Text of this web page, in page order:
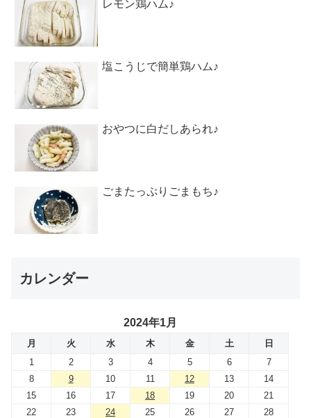
レモン鶏ハム♪
塩こうじで簡単鶏ハム♪
おやつに白だしあられ♪
ごまたっぷりごまもち♪
カレンダー
2024年1月
月 火 水 木 金 土
日
1
2 3 4 5 6
7
8
9 10 11 12 13
14
15
16 17 18 19 20
21
22
23 24 25 26 27
28